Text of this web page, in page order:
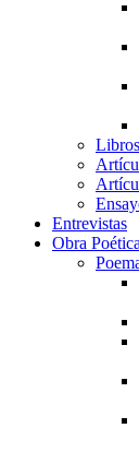
Libros
Entrevistas
Obra Poética